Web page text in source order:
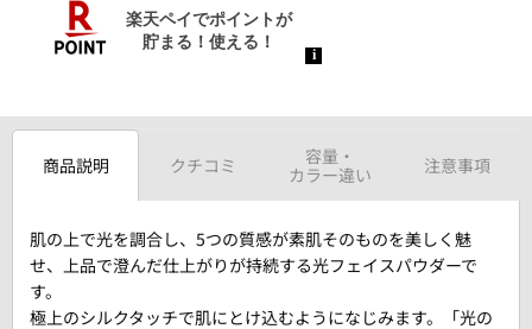
商品説明 クチコミ
容量・
カラー違い
注意事項
肌の上で光を調合し、5つの質感が素肌そのものを美しく魅
せ、上品で澄んだ仕上がりが持続する光フェイスパウダーで
す。
極上のシルクタッチで肌にとけ込むようになじみます。「光の